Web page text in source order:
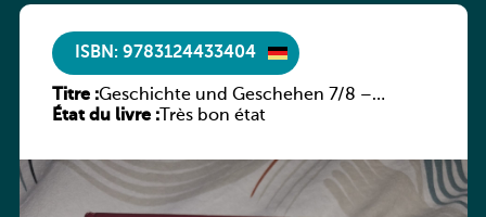
ISBN: 9783124433404
Titre :Geschichte und Geschehen 7/8 –
Rheinland-Pfalz
État du livre :Très bon état